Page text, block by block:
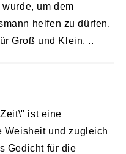
um dem
helfen zu dürfen.
Groß und Klein. ..
ist eine
Weisheit und zugleich
Gedicht für die